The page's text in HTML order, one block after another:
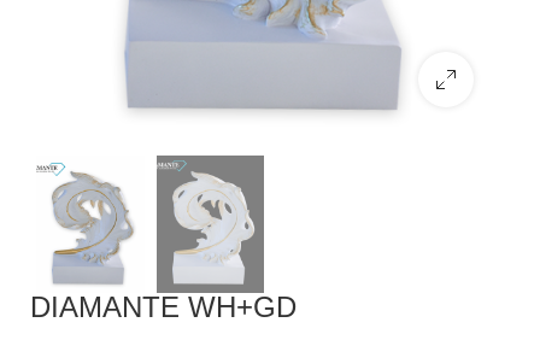
DIAMANTE WH+GD